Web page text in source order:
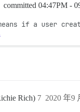
committed 04:47PM -
if a user
Rich) 2020 年9
7